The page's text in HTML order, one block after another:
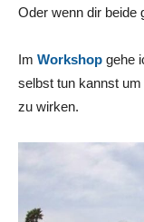
Oder wenn dir beide
Im Workshop gehe
selbst tun kannst
zu wirken.